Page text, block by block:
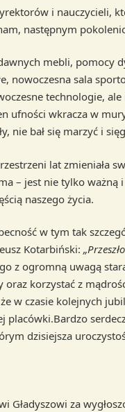
i nauczycieli,
następnym
mebli, pomocy
nowoczesna sala
technologie, ale
ufności wkracza w
nie bał się marzyć i
lat zmieniała
– jest nie tylko ważną
naszego życia.
w tym tak
Kotarbiński:
z ogromną uwagą
oraz korzystać z
w czasie kolejnych
placówki.Bardzo
dzisiejsza
Gładyszowi za